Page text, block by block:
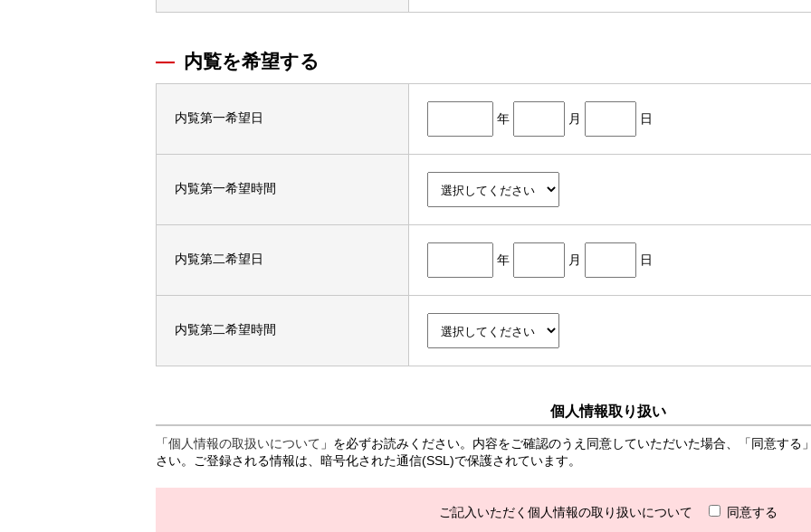
内覧を希望する
内覧第一希望日 年 月 日
内覧第一希望時間
内覧第二希望日 年 月 日
内覧第二希望時間
個人情報取り扱い
「個人情報の取扱いについて 」を必ずお読みください。内容をご確認のうえ同意していただいた場合、「同意す
さい。ご登録される情報は、暗号化された通信(SSL)で保護されています。
ご記入いただく個人情報の取り扱いについて 同意する